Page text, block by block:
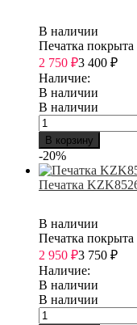
В наличии
Печатка
2 750 ₽3 400 ₽
Наличие:
В наличии
В наличии
В корзину
-20%
Печатка
В наличии
Печатка
2 950 ₽3 750 ₽
Наличие:
В наличии
В наличии